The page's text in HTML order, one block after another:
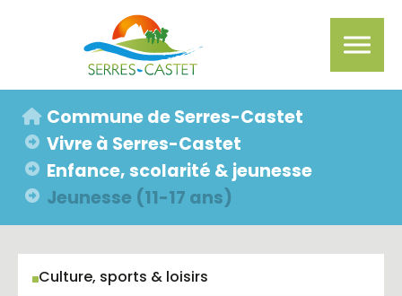
Aller au contenu principal
Commune de Serres-Castet
Vivre à Serres-Castet
Enfance, scolarité & jeunesse
Jeunesse (11-17 ans)
Culture, sports & loisirs